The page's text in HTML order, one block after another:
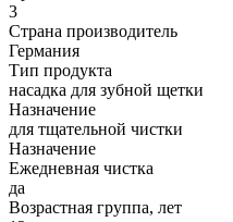
3
Страна производитель
Германия
Тип продукта
насадка для зубной щетки
Назначение
для тщательной чистки
Назначение
Ежедневная чистка
да
Возрастная группа, лет